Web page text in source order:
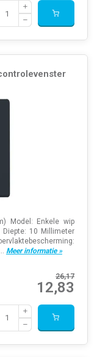
Model: Enkele wip
10 Millimeter
Meer informatie »
26,17
12,83